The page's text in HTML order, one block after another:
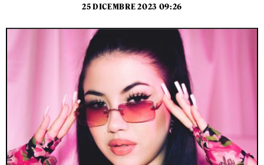
25 DICEMBRE 2023 09:26